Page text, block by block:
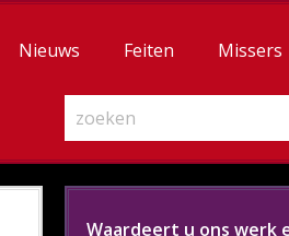
Nieuws Feiten Missers
Waardeert u ons werk